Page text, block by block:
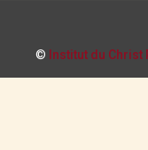
© Institut du